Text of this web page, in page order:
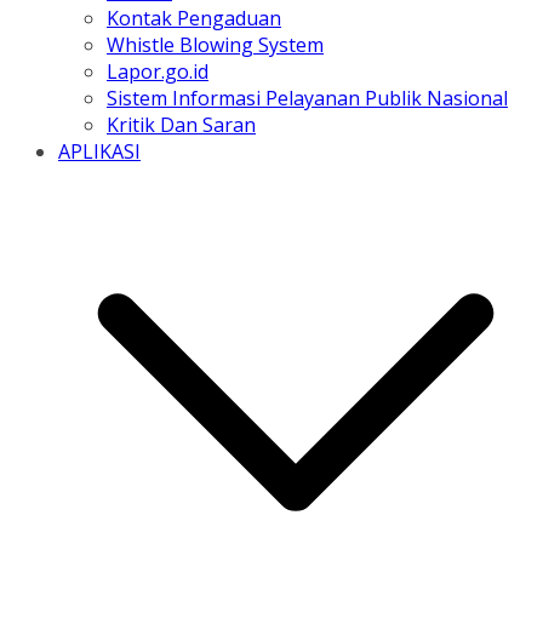
Kontak Pengaduan
Whistle Blowing System
Lapor.go.id
Sistem Informasi Pelayanan Publik Nasional
Kritik Dan Saran
APLIKASI